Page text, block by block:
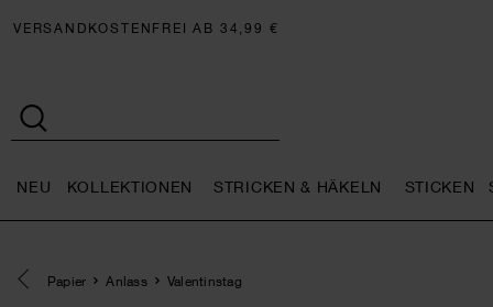
VERSANDKOSTENFREI AB 34,99 €
NEU KOLLEKTIONEN STRICKEN & HÄKELN STICKEN
Eine Kategorie zurück navigieren
Papier Anlass Valentinstag